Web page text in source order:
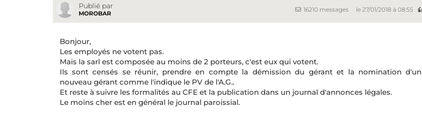
Publié par
MOROBAR
16210 messages le 27/01/2018 à 08:55
Bonjour,
Les employés ne votent pas.
Mais la sarl est composée au moins de 2 porteurs, c'est eux qui votent.
Ils sont censés se réunir, prendre en compte la démission du gérant et la nomination d'un
nouveau gérant comme l'indique le PV de l'A.G..
Et reste à suivre les formalités au CFE et la publication dans un journal d'annonces légales.
Le moins cher est en général le journal paroissial.